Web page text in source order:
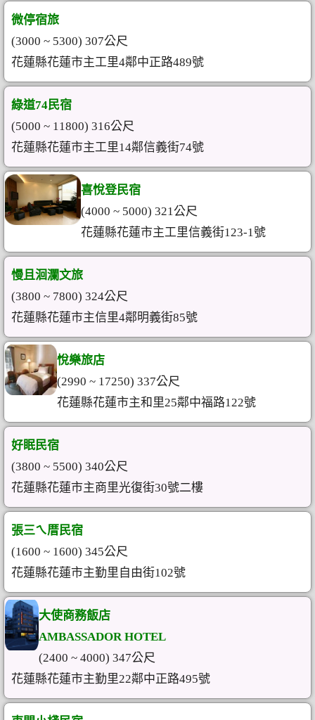
微停宿旅
(3000 ~ 5300) 307公尺
花蓮縣花蓮市主工里4鄰中正路489號
綠道74民宿
(5000 ~ 11800) 316公尺
花蓮縣花蓮市主工里14鄰信義街74號
喜悅登民宿
(4000 ~ 5000) 321公尺
花蓮縣花蓮市主工里信義街123-1號
慢且洄瀾文旅
(3800 ~ 7800) 324公尺
花蓮縣花蓮市主信里4鄰明義街85號
悅樂旅店
(2990 ~ 17250) 337公尺
花蓮縣花蓮市主和里25鄰中福路122號
好眠民宿
(3800 ~ 5500) 340公尺
花蓮縣花蓮市主商里光復街30號二樓
張三ㄟ厝民宿
(1600 ~ 1600) 345公尺
花蓮縣花蓮市主勤里自由街102號
大使商務飯店
AMBASSADOR HOTEL
(2400 ~ 4000) 347公尺
花蓮縣花蓮市主勤里22鄰中正路495號